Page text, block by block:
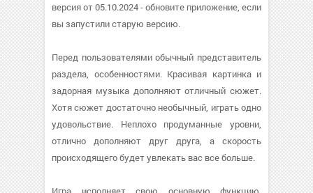
версия от 05.10.2024 - обновите приложение, если
вы запустили старую версию.
Перед пользователями обычный представитель
раздела, особенностями. Красивая картинка и
задорная музыка дополняют отличный сюжет.
Хотя сюжет достаточно необычный, играть одно
удовольствие. Неплохо продуманные уровни,
отлично дополняют друг друга, а скорость
происходящего будет увлекать вас все больше.